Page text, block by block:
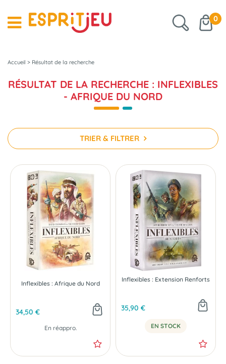
0
Accueil > Résultat de la recherche
RÉSULTAT DE LA RECHERCHE : INFLEXIBLES
- AFRIQUE DU NORD
TRIER & FILTRER
Inflexibles : Afrique du Nord
34,50 €
En réappro.
Inflexibles : Extension Renforts
35,90 €
EN STOCK